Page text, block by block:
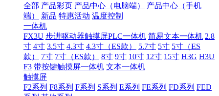
全部 产品彩页 产品中心（电脑端）
产品中心（手机
端）
新品 特惠活动 温度控制
一体机
FX3U 步进驱动器触摸屏PLC一体机 简易文本一体机 2.8
寸 4寸 3.5寸 4.3寸 4.3寸（ES款） 5.7寸 5寸 5寸（ES
款）
7寸 7寸（ES款） 8寸 9寸 10寸 12寸 15寸 H3G H3U
F3 带按键触摸屏一体机 文本一体机
触摸屏
F2系列 F8系列 F系列 S系列 E系列 FE系列 FD系列 FED